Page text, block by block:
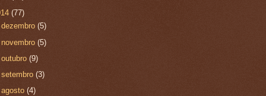
(77)
dezembro(5)
novembro(5)
outubro(9)
setembro(3)
agosto(4)